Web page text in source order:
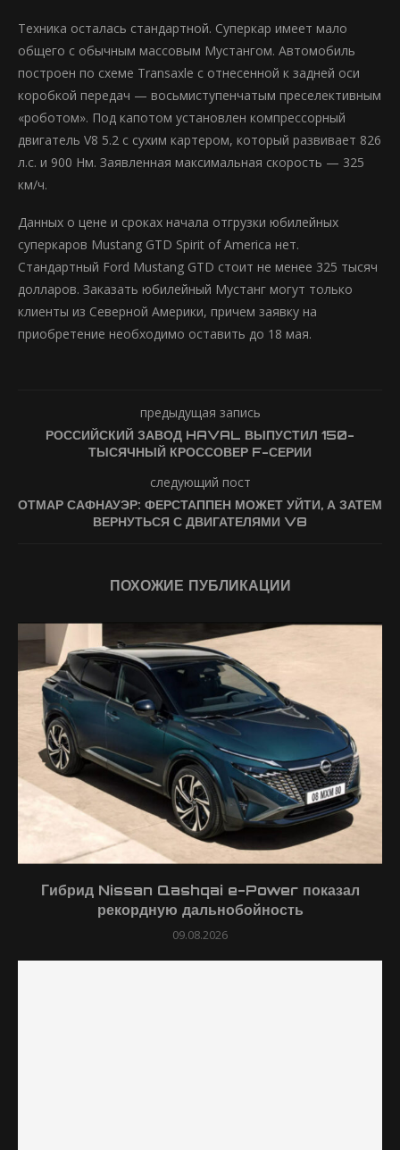
Техника осталась стандартной. Суперкар имеет мало
общего с обычным массовым Мустангом. Автомобиль
построен по схеме Transaxle с отнесенной к задней оси
коробкой передач — восьмиступенчатым преселективным
«роботом». Под капотом установлен компрессорный
двигатель V8 5.2 с сухим картером, который развивает 826
л.с. и 900 Нм. Заявленная максимальная скорость — 325
км/ч.
Данных о цене и сроках начала отгрузки юбилейных
суперкаров Mustang GTD Spirit of America нет.
Стандартный Ford Mustang GTD стоит не менее 325 тысяч
долларов. Заказать юбилейный Мустанг могут только
клиенты из Северной Америки, причем заявку на
приобретение необходимо оставить до 18 мая.
предыдущая запись
РОССИЙСКИЙ ЗАВОД HAVAL ВЫПУСТИЛ 150-
ТЫСЯЧНЫЙ КРОССОВЕР F-СЕРИИ
следующий пост
ОТМАР САФНАУЭР: ФЕРСТАППЕН МОЖЕТ УЙТИ, А ЗАТЕМ
ВЕРНУТЬСЯ С ДВИГАТЕЛЯМИ V8
ПОХОЖИЕ ПУБЛИКАЦИИ
Гибрид Nissan Qashqai e-Power показал
рекордную дальнобойность
09.08.2026